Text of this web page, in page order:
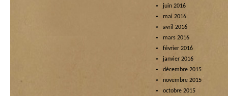
juin 2016
mai 2016
avril 2016
mars 2016
février 2016
janvier 2016
décembre 2015
novembre 2015
octobre 2015